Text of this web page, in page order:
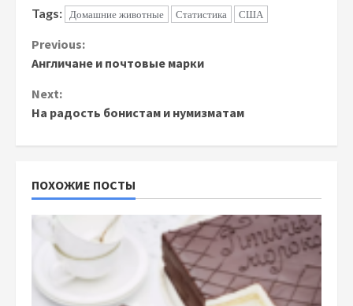
Tags: Домашние животные Статистика США
Continue
Previous:
Англичане и почтовые марки
Next:
На радость бонистам и нумизматам
ПОХОЖИЕ ПОСТЫ